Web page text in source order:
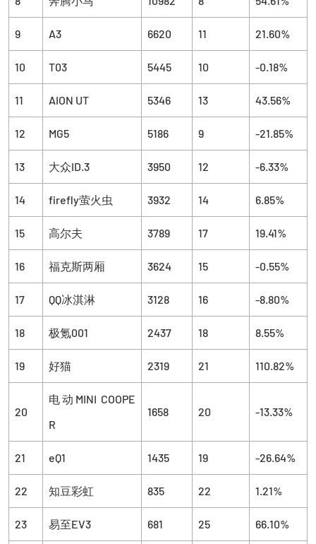
9 A3 6620 11 21.60%
10 T03 5445 10 -0.18%
11 AION UT 5346 13 43.56%
12 MG5 5186 9 -21.85%
13 大众ID.3 3950 12 -6.33%
14 firefly萤火虫 3932 14 6.85%
15 高尔夫 3789 17 19.41%
16 福克斯两厢 3624 15 -0.55%
17 QQ冰淇淋 3128 16 -8.80%
18 极氪001 2437 18 8.55%
19 好猫 2319 21 110.82%
20
电动MINI COOPE
R
1658 20 -13.33%
21 eQ1 1435 19 -26.64%
22 知豆彩虹 835 22 1.21%
23 易至EV3 681 25 66.10%